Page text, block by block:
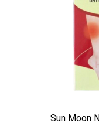
Sun Moon